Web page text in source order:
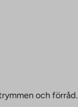
och förråd.